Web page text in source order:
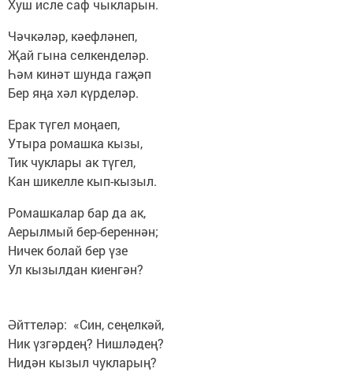
Хуш исле саф чыкларын.
Чәчкәләр, кәефләнеп,
Җай гына селкенделәр.
Һәм кинәт шунда гаҗәп
Бер яңа хәл күрделәр.
Ерак түгел моңаеп,
Утыра ромашка кызы,
Тик чуклары ак түгел,
Кан шикелле кып-кызыл.
Ромашкалар бар да ак,
Аерылмый бер-береннән;
Ничек болай бер үзе
Ул кызылдан киенгән?
Әйттеләр: «Син, сеңелкәй,
Ник үзгәрдең? Нишләдең?
Нидән кызыл чукларың?